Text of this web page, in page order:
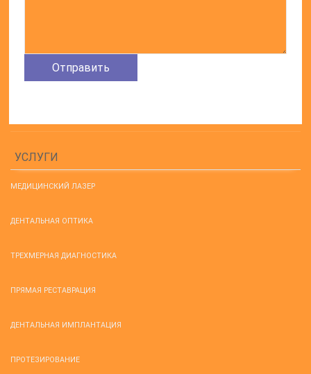
УСЛУГИ
МЕДИЦИНСКИЙ ЛАЗЕР
ДЕНТАЛЬНАЯ ОПТИКА
ТРЕХМЕРНАЯ ДИАГНОСТИКА
ПРЯМАЯ РЕСТАВРАЦИЯ
ДЕНТАЛЬНАЯ ИМПЛАНТАЦИЯ
ПРОТЕЗИРОВАНИЕ